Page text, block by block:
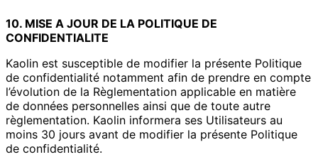
10. MISE A JOUR DE LA POLITIQUE DE
CONFIDENTIALITE
Kaolin est susceptible de modifier la présente Politique
de confidentialité notamment afin de prendre en compte
l’évolution de la Règlementation applicable en matière
de données personnelles ainsi que de toute autre
règlementation. Kaolin informera ses Utilisateurs au
moins 30 jours avant de modifier la présente Politique
de confidentialité.